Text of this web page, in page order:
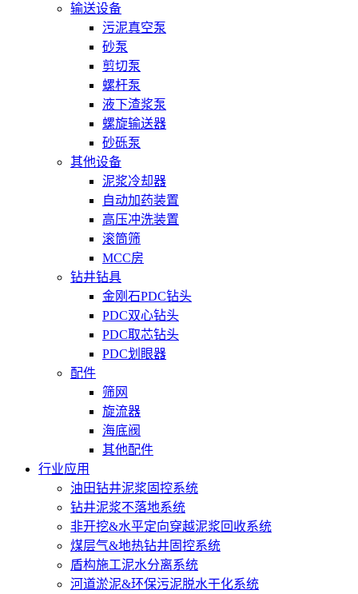
输送设备
污泥真空泵
砂泵
剪切泵
螺杆泵
液下渣浆泵
螺旋输送器
砂砾泵
其他设备
泥浆冷却器
自动加药装置
高压冲洗装置
滚筒筛
MCC房
钻井钻具
金刚石PDC钻头
PDC双心钻头
PDC取芯钻头
PDC划眼器
配件
筛网
旋流器
海底阀
其他配件
行业应用
油田钻井泥浆固控系统
钻井泥浆不落地系统
非开挖&水平定向穿越泥浆回收系统
煤层气&地热钻井固控系统
盾构施工泥水分离系统
河道淤泥&环保污泥脱水干化系统